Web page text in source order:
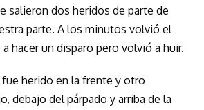
salieron dos heridos de parte de
parte. A los minutos volvió el
hacer un disparo pero volvió a huir.
fue herido en la frente y otro
debajo del párpado y arriba de la